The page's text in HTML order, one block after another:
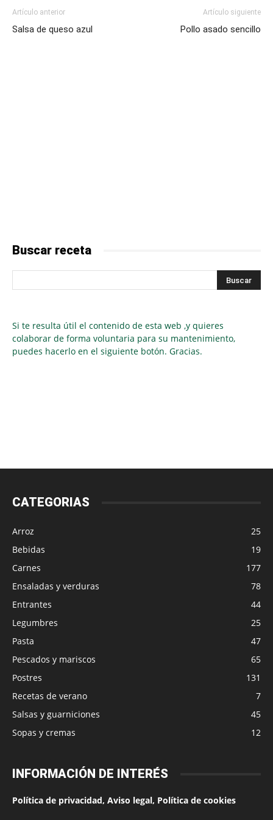
Artículo anterior
Salsa de queso azul
Artículo siguiente
Pollo asado sencillo
Buscar receta
Si te resulta útil el contenido de esta web ,y quieres
colaborar de forma voluntaria para su mantenimiento,
puedes hacerlo en el siguiente botón. Gracias.
CATEGORIAS
Arroz
25
Bebidas
19
Carnes
177
Ensaladas y verduras
78
Entrantes
44
Legumbres
25
Pasta
47
Pescados y mariscos
65
Postres
131
Recetas de verano
7
Salsas y guarniciones
45
Sopas y cremas
12
INFORMACIÓN DE INTERÉS
Política de privacidad, Aviso legal, Política de cookies